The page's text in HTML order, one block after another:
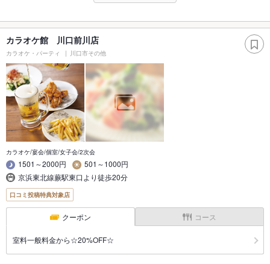
カラオケ館 川口前川店
カラオケ・パーティ 川口市その他
カラオケ/宴会/個室/女子会/2次会
1501～2000円
501～1000円
京浜東北線蕨駅東口より徒歩20分
口コミ投稿特典対象店
クーポン コース
室料一般料金から☆20%OFF☆